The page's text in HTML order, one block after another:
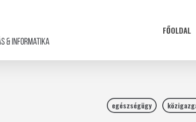
FŐOLDAL
egészségügy